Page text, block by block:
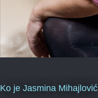
Ko je Jasmina Mihajlović